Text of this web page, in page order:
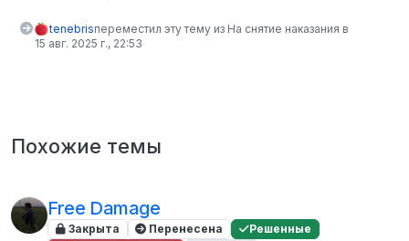
tenebrisпереместил эту тему из На снятие наказания в
15 авг. 2025 г., 22:53
Похожие темы
Free Damage
Закрыта Перенесена
Решенные